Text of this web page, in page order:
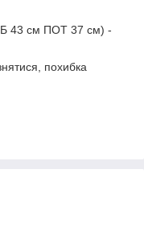
43 см ПОТ 37 см) -
похибка